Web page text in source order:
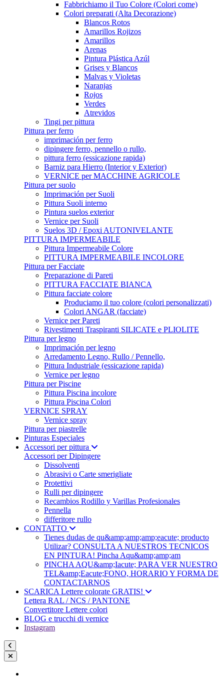
Fabbrichiamo il Tuo Colore (Colori come)
Colori preparati (Alta Decorazione)
Blancos Rotos
Amarillos Rojizos
Amarillos
Arenas
Pintura Plástica Azúl
Grises y Blancos
Malvas y Violetas
Naranjas
Rojos
Verdes
Atrevidos
Tingi per pittura
Pittura per ferro
imprimación per ferro
dipingere ferro, pennello o rullo,
pittura ferro (essicazione rapida)
Barniz para Hierro (Interior y Exterior)
VERNICE per MACCHINE AGRICOLE
Pittura per suolo
Imprimación per Suoli
Pittura Suoli interno
Pintura suelos exterior
Vernice per Suoli
Suelos 3D / Epoxi AUTONIVELANTE
PITTURA IMPERMEABILE
Pittura Impermeabile Colore
PITTURA IMPERMEABILE INCOLORE
Pittura per Facciate
Preparazione di Pareti
PITTURA FACCIATE BIANCA
Pittura facciate colore
Produciamo il tuo colore (colori personalizzati)
Colori ANGAR (facciate)
Vernice per Pareti
Rivestimenti Traspiranti SILICATE e PLIOLITE
Pittura per legno
Imprimación per legno
Arredamento Legno, Rullo / Pennello,
Pittura Industriale (essicazione rapida)
Vernice per legno
Pittura per Piscine
Pittura Piscina incolore
Pittura Piscina Colori
VERNICE SPRAY
Vernice spray
Pittura per piastrelle
Pinturas Especiales
Accessori per pittura
Accessori per Dipingere
Dissolventi
Abrasivi o Carte smerigliate
Protettivi
Rulli per dipingere
Recambios Rodillo y Varillas Profesionales
Pennella
differitore rullo
CONTATTO
Tienes dudas de qu&amp;amp;amp;eacute; producto
Utilizar? CONSULTA A NUESTROS TECNICOS
EN PINTURA! Pincha Aqu&amp;amp;am
PINCHA AQU&amp;Iacute; PARA VER NUESTRO
TEL&amp;Eacute;FONO, HORARIO Y FORMA DE
CONTACTARNOS
SCARICA Lettere colorate GRATIS!
Lettera RAL / NCS / PANTONE
Convertitore Lettere colori
BLOG e trucchi di vernice
Instagram